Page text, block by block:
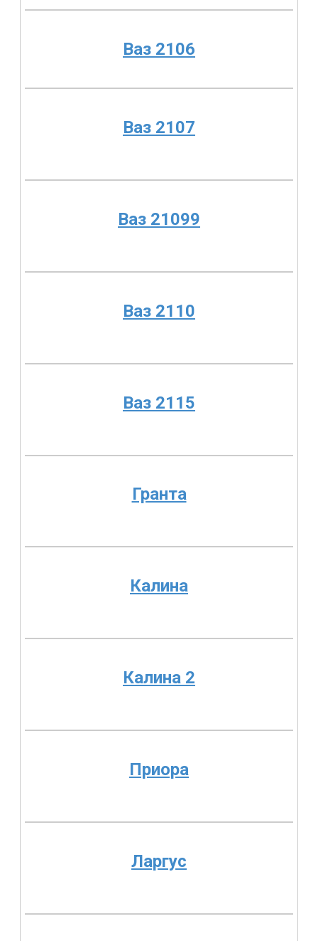
Ваз 2106
Ваз 2107
Ваз 21099
Ваз 2110
Ваз 2115
Гранта
Калина
Калина 2
Приора
Ларгус